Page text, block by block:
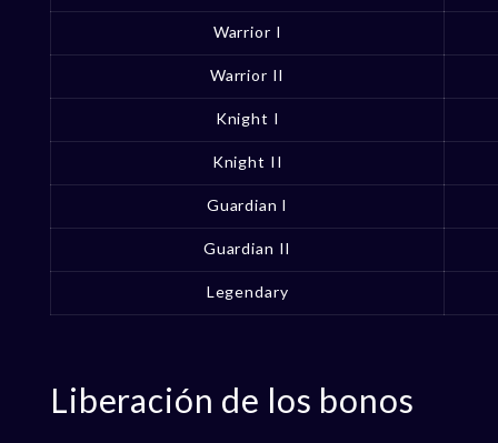
Warrior I
Warrior II
Knight I
Knight II
Guardian I
Guardian II
Legendary
Liberación de los bonos